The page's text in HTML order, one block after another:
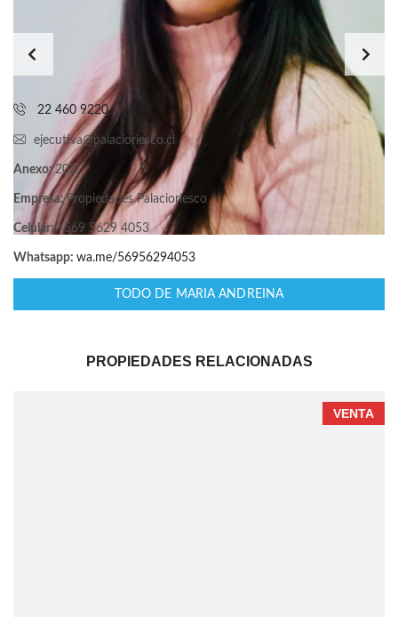
22 460 9220
ejecutiva@palacioriesco.cl
Anexo:202
Empresa:Propiedades Palacioriesco
Celular:+569 5629 4053
Whatsapp: wa.me/56956294053
TODO DE MARIA ANDREINA
PROPIEDADES RELACIONADAS
VENTA